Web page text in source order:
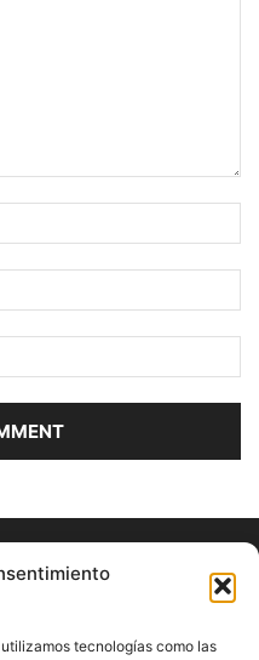
tecnologías como las